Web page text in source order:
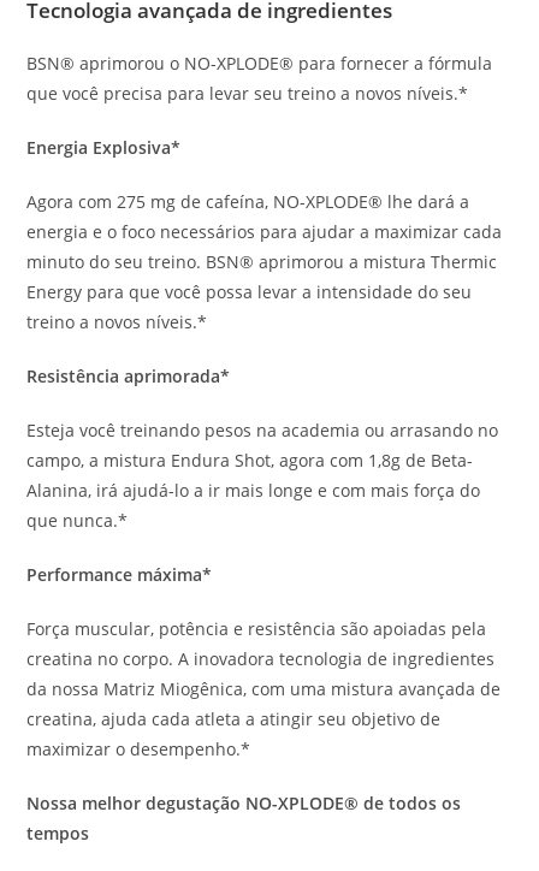
Tecnologia avançada de ingredientes
BSN® aprimorou o NO-XPLODE® para fornecer a fórmula
que você precisa para levar seu treino a novos níveis.*
Energia Explosiva*
Agora com 275 mg de cafeína, NO-XPLODE® lhe dará a
energia e o foco necessários para ajudar a maximizar cada
minuto do seu treino. BSN® aprimorou a mistura Thermic
Energy para que você possa levar a intensidade do seu
treino a novos níveis.*
Resistência aprimorada*
Esteja você treinando pesos na academia ou arrasando no
campo, a mistura Endura Shot, agora com 1,8g de Beta-
Alanina, irá ajudá-lo a ir mais longe e com mais força do
que nunca.*
Performance máxima*
Força muscular, potência e resistência são apoiadas pela
creatina no corpo. A inovadora tecnologia de ingredientes
da nossa Matriz Miogênica, com uma mistura avançada de
creatina, ajuda cada atleta a atingir seu objetivo de
maximizar o desempenho.*
Nossa melhor degustação NO-XPLODE® de todos os
tempos